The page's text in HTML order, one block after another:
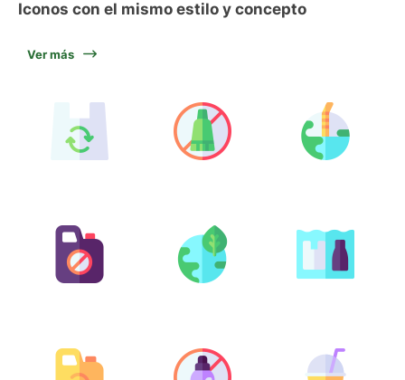
Iconos con el mismo estilo y concepto
Ver más